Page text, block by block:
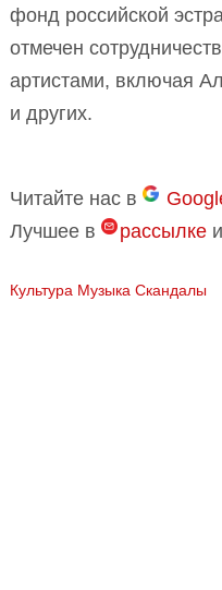
фонд российской
отмечен
артистами, включая
и других.
Читайте нас в
Лучшее в
рассылке и
Культура Музыка Скандалы